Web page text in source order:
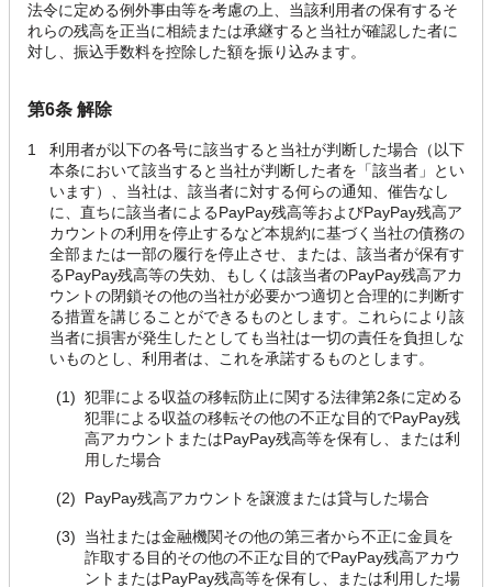
法令に定める例外事由等を考慮の上、当該利用者の保有するそ
れらの残高を正当に相続または承継すると当社が確認した者に
対し、振込手数料を控除した額を振り込みます。
第6条 解除
1
利用者が以下の各号に該当すると当社が判断した場合（以下
本条において該当すると当社が判断した者を「該当者」とい
います）、当社は、該当者に対する何らの通知、催告なし
に、直ちに該当者によるPayPay残高等およびPayPay残高ア
カウントの利用を停止するなど本規約に基づく当社の債務の
全部または一部の履行を停止させ、または、該当者が保有す
るPayPay残高等の失効、もしくは該当者のPayPay残高アカ
ウントの閉鎖その他の当社が必要かつ適切と合理的に判断す
る措置を講じることができるものとします。これらにより該
当者に損害が発生したとしても当社は一切の責任を負担しな
いものとし、利用者は、これを承諾するものとします。
(1) 犯罪による収益の移転防止に関する法律第2条に定める
犯罪による収益の移転その他の不正な目的でPayPay残
高アカウントまたはPayPay残高等を保有し、または利
用した場合
(2) PayPay残高アカウントを譲渡または貸与した場合
(3)
当社または金融機関その他の第三者から不正に金員を
詐取する目的その他の不正な目的でPayPay残高アカウ
ントまたはPayPay残高等を保有し、または利用した場